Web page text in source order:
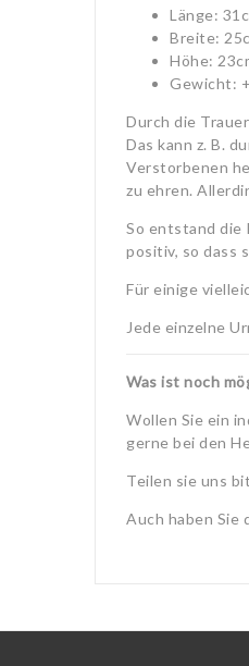
Länge:
Breite:
Höhe:
Gewicht:
Durch die
Das kann z. B.
Verstorbenen
zu ehren.
So entstand die
positiv, so dass
Für einige
Jede einzelne
Was ist noch
Wollen Sie ein
gerne bei den
Teilen sie uns
Auch haben Sie